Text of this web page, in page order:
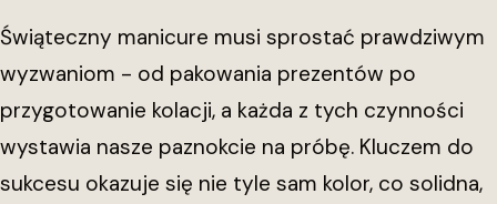
Świąteczny manicure musi sprostać prawdziwym
wyzwaniom - od pakowania prezentów po
przygotowanie kolacji, a każda z tych czynności
wystawia nasze paznokcie na próbę. Kluczem do
sukcesu okazuje się nie tyle sam kolor, co solidna,